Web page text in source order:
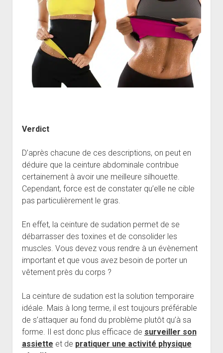
Verdict
D’après chacune de ces descriptions, on peut en
déduire que la ceinture abdominale contribue
certainement à avoir une meilleure silhouette.
Cependant, force est de constater qu’elle ne cible
pas particulièrement le gras.
En effet, la ceinture de sudation permet de se
débarrasser des toxines et de consolider les
muscles. Vous devez vous rendre à un évènement
important et que vous avez besoin de porter un
vêtement près du corps ?
La ceinture de sudation est la solution temporaire
idéale. Mais à long terme, il est toujours préférable
de s’attaquer au fond du problème plutôt qu’à sa
forme. Il est donc plus efficace de surveiller son
assiette et de pratiquer une activité physique